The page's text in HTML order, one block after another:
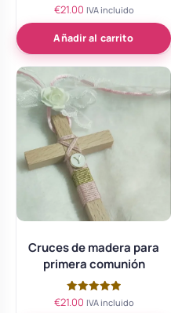
Valorado
de 5
€21.00 IVA incluido
Añadir al carrito
Cruces de madera para
primera comunión
Valorado
€21.00 IVA incluido